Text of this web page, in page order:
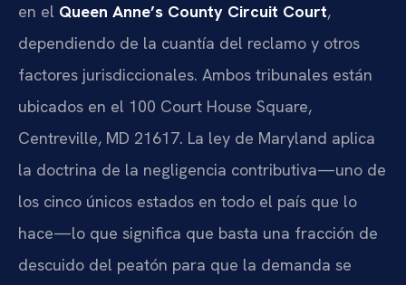
en el Queen Anne’s County Circuit Court,
dependiendo de la cuantía del reclamo y otros
factores jurisdiccionales. Ambos tribunales están
ubicados en el 100 Court House Square,
Centreville, MD 21617. La ley de Maryland aplica
la doctrina de la negligencia contributiva—uno de
los cinco únicos estados en todo el país que lo
hace—lo que significa que basta una fracción de
descuido del peatón para que la demanda se